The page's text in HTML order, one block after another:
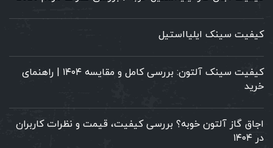
کیفیت سینک ایلیااستیل
کیفیت سینک آلتون: بررسی کامل و مقایسه ۱۴۰۴ | راهنمای
خرید
اجاق گاز آلتون خوبه؟ بررسی کیفیت، قیمت و نظرات کاربران
در ۱۴۰۴